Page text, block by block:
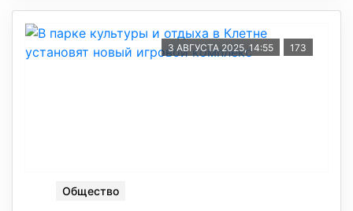
3 АВГУСТА 2025, 14:55 173
Общество